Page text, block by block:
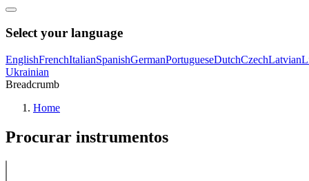
Select your language
EnglishFrenchItalianSpanishGermanPortugueseDutchCzechLatvian
Ukrainian
Breadcrumb
Home
Procurar instrumentos